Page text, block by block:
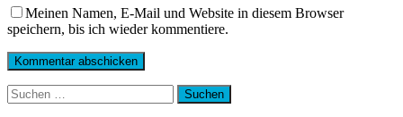
Meinen Namen, E-Mail und Website in diesem Browser
speichern, bis ich wieder kommentiere.
Suchen
nach: